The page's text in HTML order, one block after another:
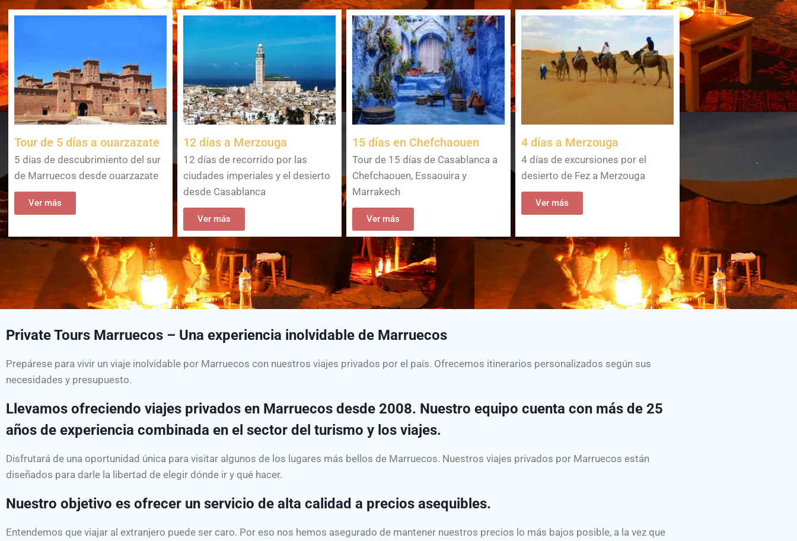
Tour de 5 días a ouarzazate
5 días de descubrimiento del sur
de Marruecos desde ouarzazate
Ver más
12 días a Merzouga
12 días de recorrido por las
ciudades imperiales y el desierto
desde Casablanca
Ver más
15 días en Chefchaouen
Tour de 15 días de Casablanca a
Chefchaouen, Essaouira y
Marrakech
Ver más
4 días a Merzouga
4 días de excursiones por el
desierto de Fez a Merzouga
Ver más
Private Tours Marruecos – Una experiencia inolvidable de Marruecos
Prepárese para vivir un viaje inolvidable por Marruecos con nuestros viajes privados por el país. Ofrecemos itinerarios personalizados según sus
necesidades y presupuesto.
Llevamos ofreciendo viajes privados en Marruecos desde 2008. Nuestro equipo cuenta con más de 25
años de experiencia combinada en el sector del turismo y los viajes.
Disfrutará de una oportunidad única para visitar algunos de los lugares más bellos de Marruecos. Nuestros viajes privados por Marruecos están
diseñados para darle la libertad de elegir dónde ir y qué hacer.
Nuestro objetivo es ofrecer un servicio de alta calidad a precios asequibles.
Entendemos que viajar al extranjero puede ser caro. Por eso nos hemos asegurado de mantener nuestros precios lo más bajos posible, a la vez que